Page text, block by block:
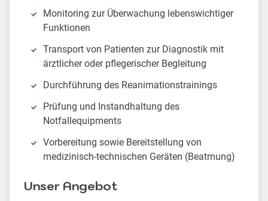
Monitoring zur Überwachung lebenswichtiger
Funktionen
Transport von Patienten zur Diagnostik mit
ärztlicher oder pflegerischer Begleitung
Durchführung des Reanimationstrainings
Prüfung und Instandhaltung des
Notfallequipments
Vorbereitung sowie Bereitstellung von
medizinisch-technischen Geräten (Beatmung)
Unser Angebot